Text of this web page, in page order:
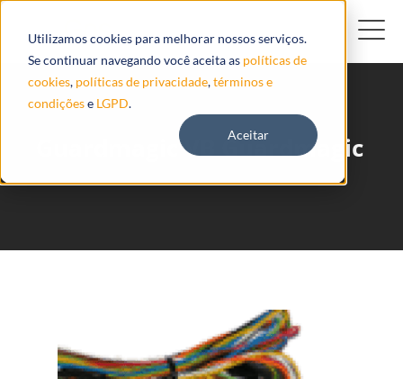
Utilizamos cookies para melhorar nossos serviços.
Se continuar navegando você aceita as políticas de
cookies, políticas de privacidade,términos e
condiçõese LGPD.
Aceitar
Guardmagic VB Guardmagic